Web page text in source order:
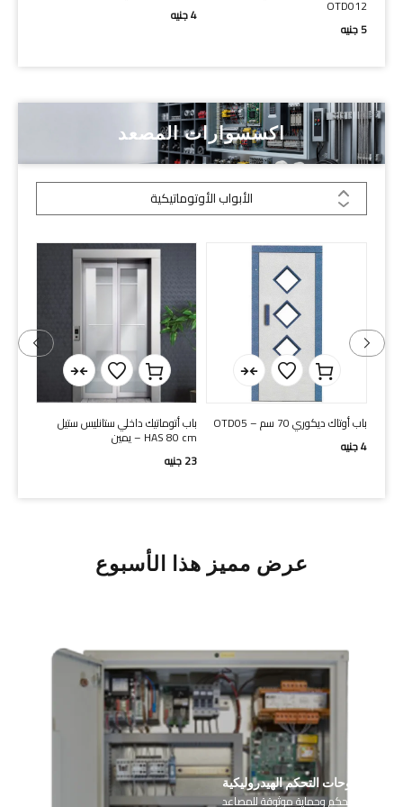
OTD012
5جنيه
4جنيه
اكسسوارات المصعد
الأبواب الأوتوماتيكية
باب أوتاك ديكوري 70 سم – OTD05
4جنيه
باب أتوماتيك داخلي ستانليس ستيل
HAS 80 cm – يمين
23جنيه
عرض مميز هذا الأسبوع
لوحات التحكم الهيدروليكية
أجزاء تحكم وحماية موثوقة للمصاعد